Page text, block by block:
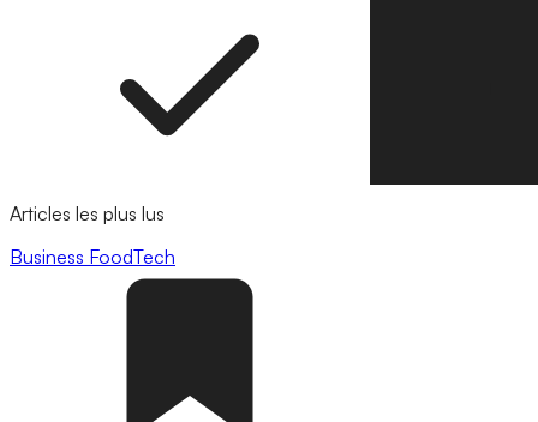
Articles les plus lus
Business FoodTech